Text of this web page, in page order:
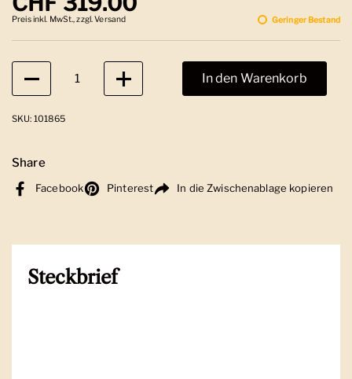
Preis inkl. MwSt., zzgl. Versand Geringer Bestand
Anzahl
In den Warenkorb
SKU: 101865
Share
Facebook Pinterest In die Zwischenablage kopieren
Steckbrief